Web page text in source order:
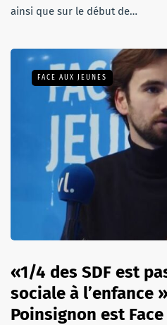
ainsi que sur le début de…
FACE AUX JEUNES
«1/4 des SDF est
sociale à l’enfance
Poinsignon est